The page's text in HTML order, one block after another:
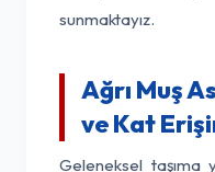
sunmaktayız.
Ağrı Muş
ve Kat
Geleneksel taşıma